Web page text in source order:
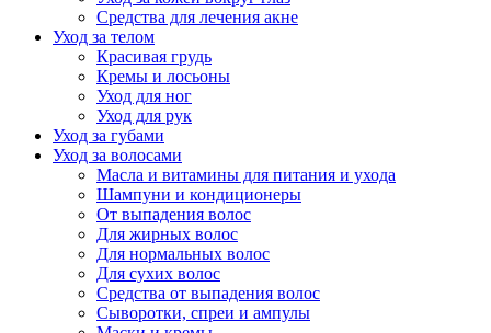
Средства для лечения акне
Уход за телом
Красивая грудь
Кремы и лосьоны
Уход для ног
Уход для рук
Уход за губами
Уход за волосами
Масла и витамины для питания и ухода
Шампуни и кондиционеры
От выпадения волос
Для жирных волос
Для нормальных волос
Для сухих волос
Средства от выпадения волос
Сыворотки, спреи и ампулы